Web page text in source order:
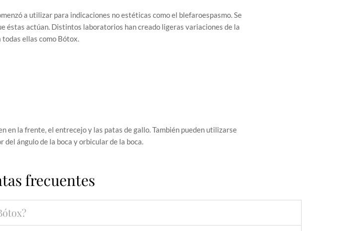
a utilizar para indicaciones no estéticas como el blefaroespasmo. Se
éstas actúan. Distintos laboratorios han creado ligeras variaciones de la
ellas como Bótox.
la frente, el entrecejo y las patas de gallo. También pueden utilizarse
ángulo de la boca y orbicular de la boca.
frecuentes